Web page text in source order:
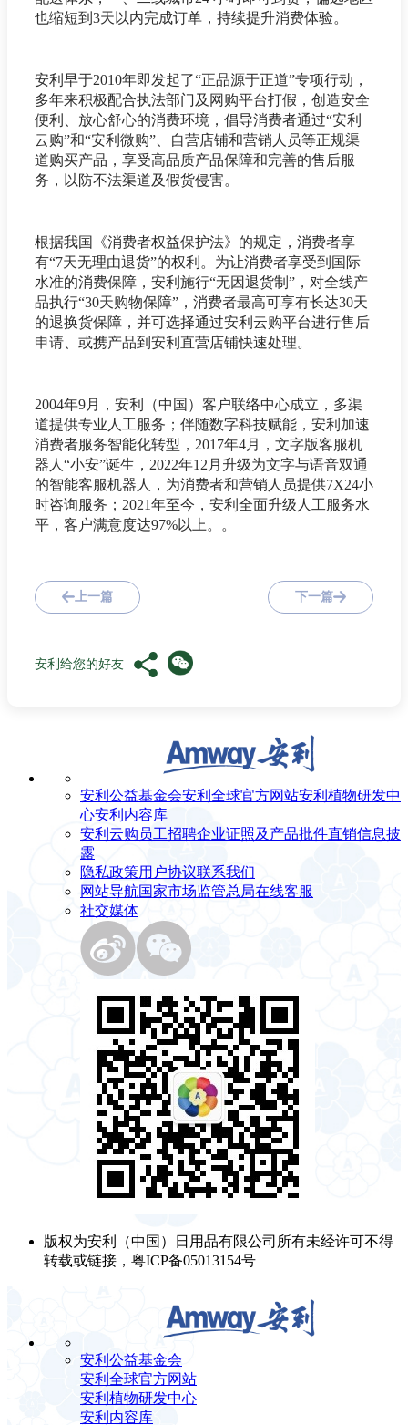
也缩短到3天以内完成订单，持续提升消费体验。
安利早于2010年即发起了“正品源于正道”专项行动，
多年来积极配合执法部门及网购平台打假，创造安全
便利、放心舒心的消费环境，倡导消费者通过“安利
云购”和“安利微购”、自营店铺和营销人员等正规渠
道购买产品，享受高品质产品保障和完善的售后服
务，以防不法渠道及假货侵害。
根据我国《消费者权益保护法》的规定，消费者享
有“7天无理由退货”的权利。为让消费者享受到国际
水准的消费保障，安利施行“无因退货制”，对全线产
品执行“30天购物保障”，消费者最高可享有长达30天
的退换货保障，并可选择通过安利云购平台进行售后
申请、或携产品到安利直营店铺快速处理。
2004年9月，安利（中国）客户联络中心成立，多渠
道提供专业人工服务；伴随数字科技赋能，安利加速
消费者服务智能化转型，2017年4月，文字版客服机
器人“小安”诞生，2022年12月升级为文字与语音双通
的智能客服机器人，为消费者和营销人员提供7X24小
时咨询服务；2021年至今，安利全面升级人工服务水
平，客户满意度达97%以上。。
上一篇 下一篇
安利给您的好友
安利公益基金会安利全球官方网站安利植物研发中
心安利内容库
安利云购 员工招聘企业证照及产品批件直销信息披
露
隐私政策用户协议联系我们
网站导航国家市场监管总局在线客服
社交媒体
版权为安利（中国）日用品有限公司所有未经许可不得
转载或链接，粤ICP备05013154号
安利公益基金会
安利全球官方网站
安利植物研发中心
安利内容库